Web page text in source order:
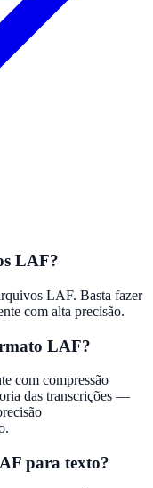
LAF?
LAF. Basta fazer
com alta precisão.
LAF?
com compressão
das transcrições —
para texto?